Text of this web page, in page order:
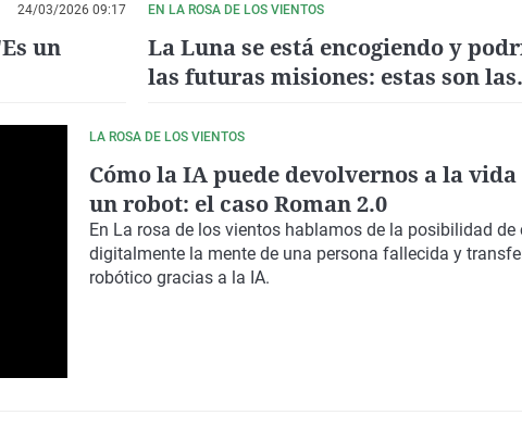
24/03/2026 09:17
un
EN LA ROSA DE LOS VIENTOS
La Luna se está encogiendo y
las futuras misiones: estas son las
LA ROSA DE LOS VIENTOS
Cómo la IA puede devolvernos a la
un robot: el caso Roman 2.0
En La rosa de los vientos hablamos de la posibilidad de
digitalmente la mente de una persona fallecida y
robótico gracias a la IA.